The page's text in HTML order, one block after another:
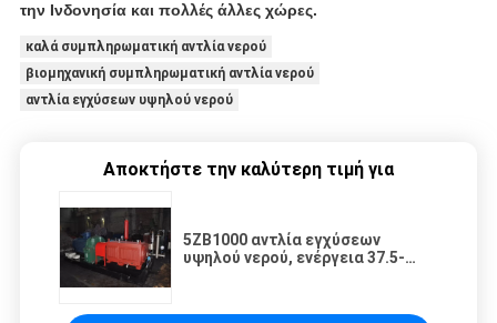
την Ινδονησία και πολλές άλλες χώρες.
καλά συμπληρωματική αντλία νερού
βιομηχανική συμπληρωματική αντλία νερού
αντλία εγχύσεων υψηλού νερού
Αποκτήστε την καλύτερη τιμή για
5ZB1000 αντλία εγχύσεων
υψηλού νερού, ενέργεια 37.5-
καλά το σύστημα